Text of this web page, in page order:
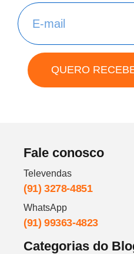
QUERO
Fale conosco
Televendas
(91) 3278-4851
WhatsApp
(91) 99363-4823
Categorias do